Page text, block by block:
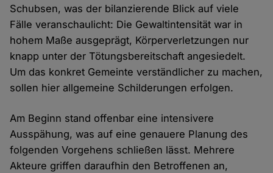
Schubsen, was der bilanzierende Blick auf viele
Fälle veranschaulicht: Die Gewaltintensität war in
hohem Maße ausgeprägt, Körperverletzungen nur
knapp unter der Tötungsbereitschaft angesiedelt.
Um das konkret Gemeinte verständlicher zu machen,
sollen hier allgemeine Schilderungen erfolgen.
Am Beginn stand offenbar eine intensivere
Ausspähung, was auf eine genauere Planung des
folgenden Vorgehens schließen lässt. Mehrere
Akteure griffen daraufhin den Betroffenen an,